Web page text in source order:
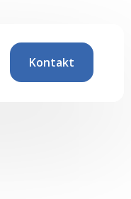
Kontakt